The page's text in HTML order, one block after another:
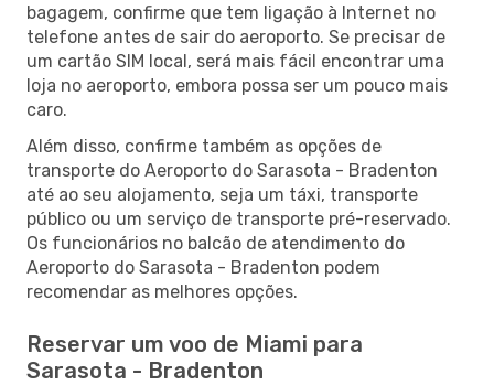
bagagem, confirme que tem ligação à Internet no
telefone antes de sair do aeroporto. Se precisar de
um cartão SIM local, será mais fácil encontrar uma
loja no aeroporto, embora possa ser um pouco mais
caro.
Além disso, confirme também as opções de
transporte do Aeroporto do Sarasota - Bradenton
até ao seu alojamento, seja um táxi, transporte
público ou um serviço de transporte pré-reservado.
Os funcionários no balcão de atendimento do
Aeroporto do Sarasota - Bradenton podem
recomendar as melhores opções.
Reservar um voo de Miami para
Sarasota - Bradenton